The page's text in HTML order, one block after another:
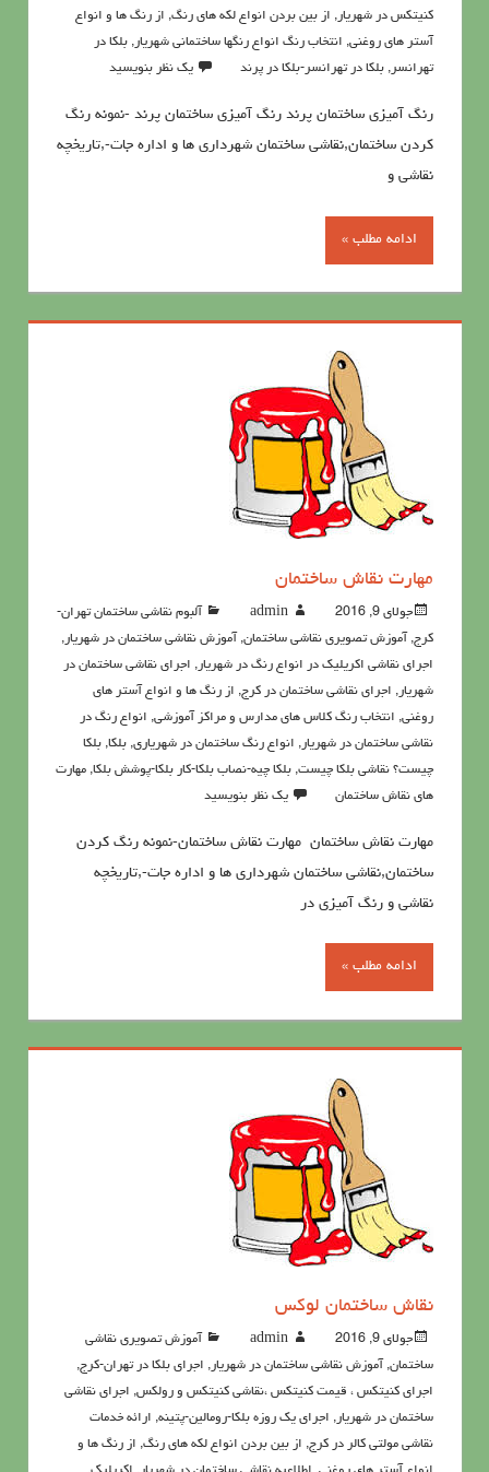
کنیتکس در شهریار, از بین بردن انواع لکه های رنگ, از رنگ ها و انواع
آستر های روغنی, انتخاب رنگ انواع رنگها ساختمانی شهریار, بلکا در
تهرانسر, بلکا در تهرانسر-بلکا در پرند یک نظر بنویسید
رنگ آميزي ساختمان پرند رنگ آميزي ساختمان پرند -نمونه رنگ
کردن ساختمان,نقاشی ساختمان شهرداری ها و اداره جات-,تاریخچه
نقاشی و
ادامه مطلب »
مهارت نقاش ساختمان
جولای 9, 2016 admin
آلبوم نقاشی ساختمان تهران-
کرج, آموزش تصویری نقاشی ساختمان, آموزش نقاشی ساختمان در شهریار,
اجرای نقاشی اکریلیک در انواع رنگ در شهریار, اجرای نقاشی ساختمان در
شهریار, اجرای نقاشی ساختمان در کرج, از رنگ ها و انواع آستر های
روغنی, انتخاب رنگ کلاس های مدارس و مراکز آموزشی, انواع رنگ در
نقاشی ساختمان در شهریار, انواع رنگ ساختمان در شهریاری, بلکا, بلکا
چیست؟ نقاشی بلکا چیست, بلکا چیه-نصاب بلکا-کار بلکا-پوشش بلکا, مهارت
هاي نقاش ساختمان
یک نظر بنویسید
مهارت نقاش ساختمان مهارت نقاش ساختمان-نمونه رنگ کردن
ساختمان,نقاشی ساختمان شهرداری ها و اداره جات-,تاریخچه
نقاشی و رنگ آمیزی در
ادامه مطلب »
نقاش ساختمان لوكس
جولای 9, 2016 admin
آموزش تصویری نقاشی
ساختمان, آموزش نقاشی ساختمان در شهریار, اجرای بلکا در تهران-کرج,
اجرای کنیتکس ، قیمت کنیتکس ،نقاشي كنيتكس و رولكس, اجرای نقاشی
ساختمان در شهریار, اجرای یک روزه بلکا-رومالین-پتینه, ارائه خدمات
نقاشی مولتی کالر در کرج, از بین بردن انواع لکه های رنگ, از رنگ ها و